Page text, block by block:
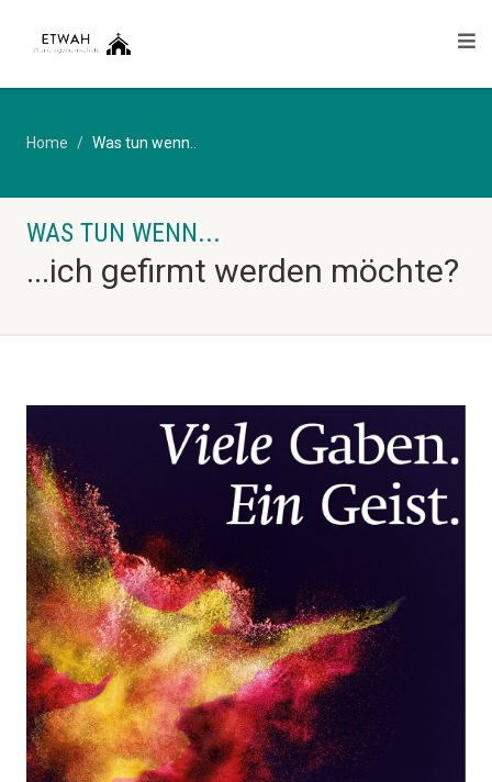
Home Was tun wenn..
WAS TUN WENN...
...ich gefirmt werden möchte?